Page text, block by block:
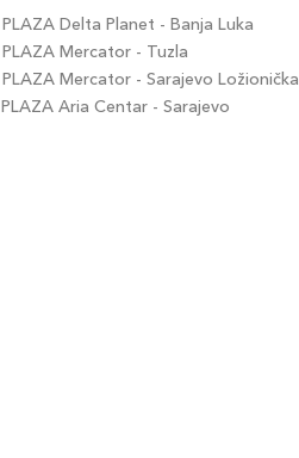
PLAZA Delta Planet - Banja Luka
PLAZA Mercator - Tuzla
PLAZA Mercator - Sarajevo Ložionička
PLAZA Aria Centar - Sarajevo